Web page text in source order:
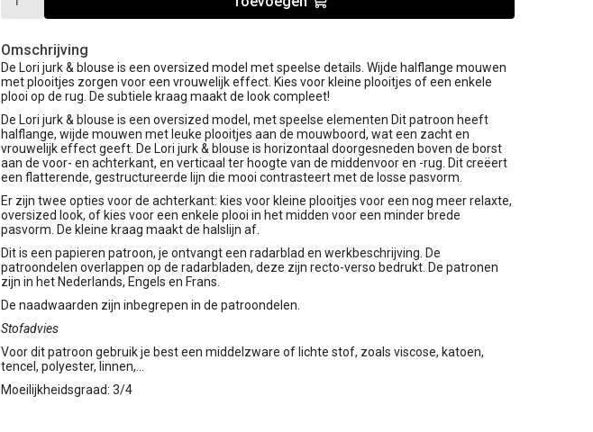
Omschrijving
De Lori jurk & blouse is een oversized model met speelse details. Wijde halflange mouwen
met plooitjes zorgen voor een vrouwelijk effect. Kies voor kleine plooitjes of een enkele
plooi op de rug. De subtiele kraag maakt de look compleet!
De Lori jurk & blouse is een oversized model, met speelse elementen Dit patroon heeft
halflange, wijde mouwen met leuke plooitjes aan de mouwboord, wat een zacht en
vrouwelijk effect geeft. De Lori jurk & blouse is horizontaal doorgesneden boven de borst
aan de voor- en achterkant, en verticaal ter hoogte van de middenvoor en -rug. Dit creëert
een flatterende, gestructureerde lijn die mooi contrasteert met de losse pasvorm.
Er zijn twee opties voor de achterkant: kies voor kleine plooitjes voor een nog meer relaxte,
oversized look, of kies voor een enkele plooi in het midden voor een minder brede
pasvorm. De kleine kraag maakt de halslijn af.
Dit is een papieren patroon, je ontvangt een radarblad en werkbeschrijving. De
patroondelen overlappen op de radarbladen, deze zijn recto-verso bedrukt. De patronen
zijn in het Nederlands, Engels en Frans.
De naadwaarden zijn inbegrepen in de patroondelen.
Stofadvies
Voor dit patroon gebruik je best een middelzware of lichte stof, zoals viscose, katoen,
tencel, polyester, linnen,...
Moeilijkheidsgraad: 3/4